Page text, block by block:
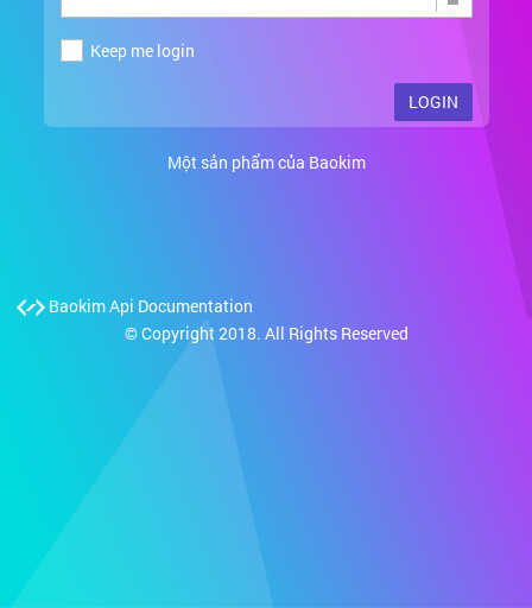
Keep me login
LOGIN
Một sản phẩm của Baokim
Baokim Api Documentation
© Copyright 2018. All Rights Reserved